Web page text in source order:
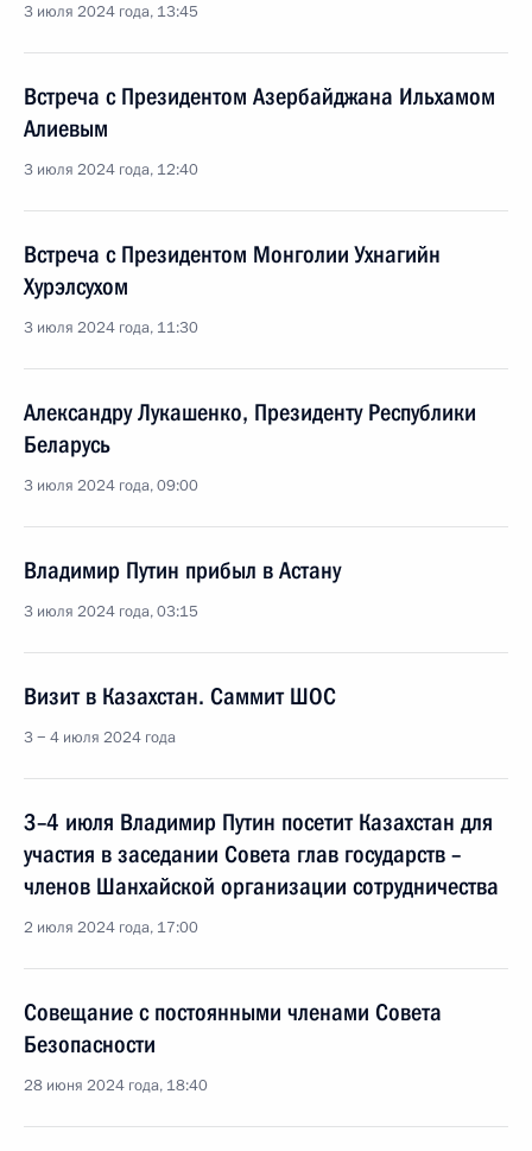
3 июля 2024 года, 13:45
Встреча с Президентом Азербайджана Ильхамом
Алиевым
3 июля 2024 года, 12:40
Встреча с Президентом Монголии Ухнагийн
Хурэлсухом
3 июля 2024 года, 11:30
Александру Лукашенко, Президенту Республики
Беларусь
3 июля 2024 года, 09:00
Владимир Путин прибыл в Астану
3 июля 2024 года, 03:15
Визит в Казахстан. Саммит ШОС
3 − 4 июля 2024 года
3–4 июля Владимир Путин посетит Казахстан для
участия в заседании Совета глав государств –
членов Шанхайской организации сотрудничества
2 июля 2024 года, 17:00
Совещание с постоянными членами Совета
Безопасности
28 июня 2024 года, 18:40